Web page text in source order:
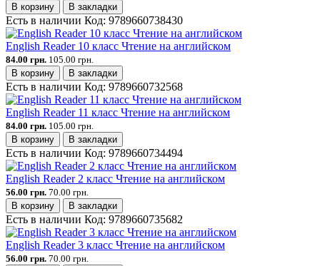
В корзину
В закладки
Есть в наличии Код: 9789660738430
English Reader 10 класс Чтение на английском
84.00 грн. 105.00 грн.
В корзину
В закладки
Есть в наличии Код: 9789660732568
English Reader 11 класс Чтение на английском
84.00 грн. 105.00 грн.
В корзину
В закладки
Есть в наличии Код: 9789660734494
English Reader 2 класс Чтение на английском
56.00 грн. 70.00 грн.
В корзину
В закладки
Есть в наличии Код: 9789660735682
English Reader 3 класс Чтение на английском
56.00 грн. 70.00 грн.